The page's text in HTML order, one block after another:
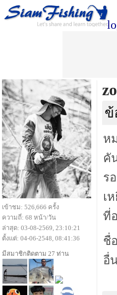
ข้
ห
คั
ร
เ
ที่
ชื่
อื่
เข้าชม: 526,666 ครั้ง
ความถี่: 68 หน้า/วัน
ล่าสุด: 03-08-2569, 23:10:21
ตั้งแต่: 04-06-2548, 08:41:36
มีสมาชิกติดตาม 27 ท่าน